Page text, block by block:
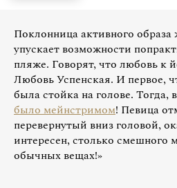
Поклонница активного
упускает возможности
пляже. Говорят, что любовь к
Любовь Успенская. И первое,
была стойка на голове. Тогда,
было мейнстримом! Певица
перевернутый вниз головой,
интересен, столько смешного
обычных вещах!»